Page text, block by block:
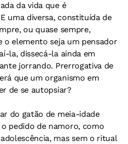
da vida que é
uma diversa, constituída de
ou quase sempre,
o elemento seja um pensador
la, dissecá-la ainda em
jorrando. Prerrogativa de
que um organismo em
de se autopsiar?
do gatão de meia-idade
pedido de namoro, como
mas sem o ritual